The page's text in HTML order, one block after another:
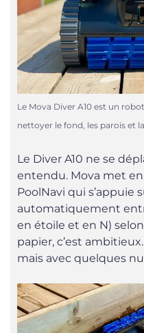
Le Mova Diver A10 est un
nettoyer le fond, les parois et
Le Diver A10 ne se
entendu. Mova met
PoolNavi qui s’appuie
automatiquement
en étoile et en N)
papier, c’est
mais avec quelques